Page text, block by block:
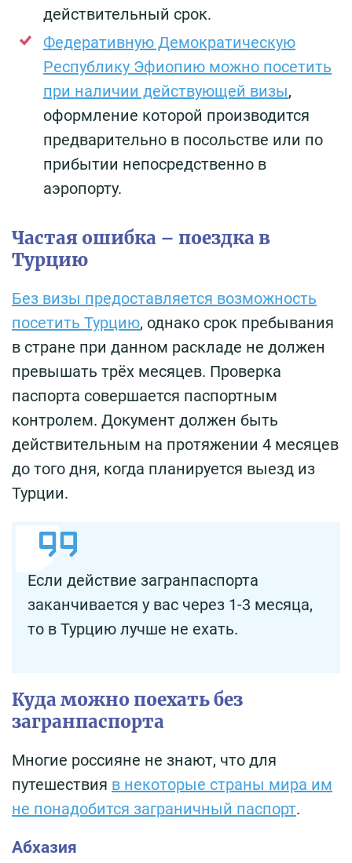
действительный срок.
Федеративную Демократическую
Республику Эфиопию можно посетить
при наличии действующей визы,
оформление которой производится
предварительно в посольстве или по
прибытии непосредственно в
аэропорту.
Частая ошибка – поездка в
Турцию
Без визы предоставляется возможность
посетить Турцию, однако срок пребывания
в стране при данном раскладе не должен
превышать трёх месяцев. Проверка
паспорта совершается паспортным
контролем. Документ должен быть
действительным на протяжении 4 месяцев
до того дня, когда планируется выезд из
Турции.
Если действие загранпаспорта
заканчивается у вас через 1-3 месяца,
то в Турцию лучше не ехать.
Куда можно поехать без
загранпаспорта
Многие россияне не знают, что для
путешествия в некоторые страны мира им
не понадобится заграничный паспорт.
Абхазия